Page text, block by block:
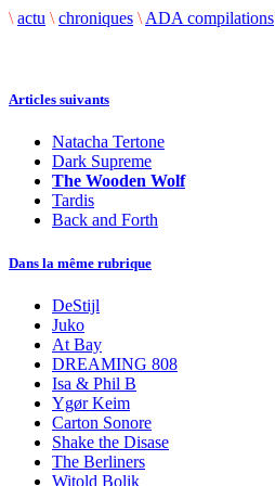
\ actu \ chroniques \ ADA compilations
Articles suivants
Natacha Tertone
Dark Supreme
The Wooden Wolf
Tardis
Back and Forth
Dans la même rubrique
DeStijl
Juko
At Bay
DREAMING 808
Isa & Phil B
Ygør Keim
Carton Sonore
Shake the Disase
The Berliners
Witold Bolik